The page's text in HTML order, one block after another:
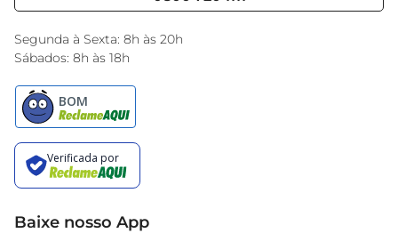
Black Friday
Encarte do Dia
Segunda à Sexta: 8h às 20h
Sábados: 8h às 18h
Baixe nosso App